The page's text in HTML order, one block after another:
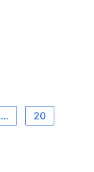
… 20